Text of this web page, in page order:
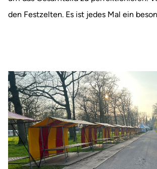
den Festzelten. Es ist jedes Mal ein